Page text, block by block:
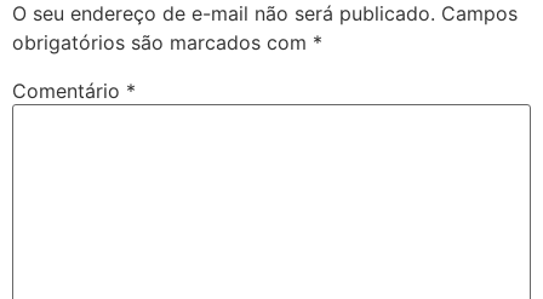
O seu endereço de e-mail não será publicado. Campos
obrigatórios são marcados com *
Comentário *